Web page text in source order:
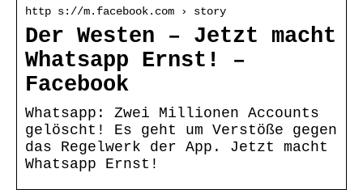
http s://m.facebook.com › story
Der Westen – Jetzt macht
Whatsapp Ernst! –
Facebook
Whatsapp: Zwei Millionen Accounts
gelöscht! Es geht um Verstöße gegen
das Regelwerk der App. Jetzt macht
Whatsapp Ernst!